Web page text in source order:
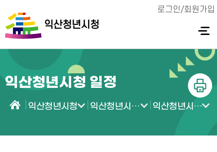
익산청년시청
로그인/회원가입
전체메
뉴 열기
익산청년시청 일정
인쇄
익산청년시청 익산청년시청 소식 익산청년시청 일정